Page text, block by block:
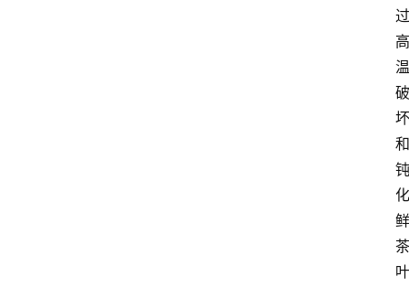
过
高
温
破
坏
和
钝
化
鲜
茶
叶